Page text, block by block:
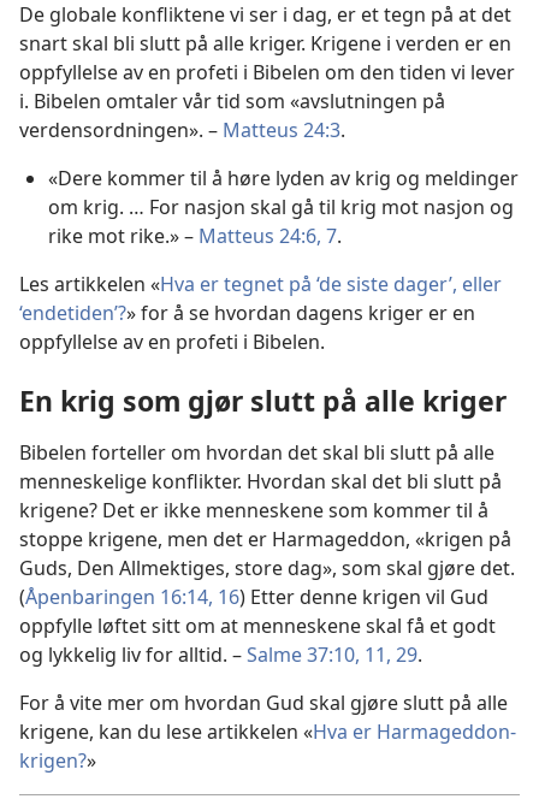
De globale konfliktene vi ser i dag, er et tegn på at det
snart skal bli slutt på alle kriger. Krigene i verden er en
oppfyllelse av en profeti i Bibelen om den tiden vi lever
i. Bibelen omtaler vår tid som «avslutningen på
verdensordningen». – Matteus 24:3.
«Dere kommer til å høre lyden av krig og meldinger
om krig. … For nasjon skal gå til krig mot nasjon og
rike mot rike.» – Matteus 24:6, 7.
Les artikkelen «Hva er tegnet på ‘de siste dager’, eller
‘endetiden’?» for å se hvordan dagens kriger er en
oppfyllelse av en profeti i Bibelen.
En krig som gjør slutt på alle kriger
Bibelen forteller om hvordan det skal bli slutt på alle
menneskelige konflikter. Hvordan skal det bli slutt på
krigene? Det er ikke menneskene som kommer til å
stoppe krigene, men det er Harmageddon, «krigen på
Guds, Den Allmektiges, store dag», som skal gjøre det.
(Åpenbaringen 16:14, 16) Etter denne krigen vil Gud
oppfylle løftet sitt om at menneskene skal få et godt
og lykkelig liv for alltid. –Salme 37:10, 11, 29.
For å vite mer om hvordan Gud skal gjøre slutt på alle
krigene, kan du lese artikkelen «Hva er Harmageddon-
krigen?»